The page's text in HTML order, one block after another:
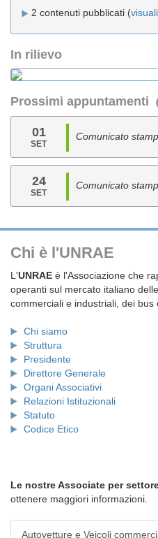
2 contenuti pubblicati (
In rilievo
Prossimi appuntamenti
01
SET
Comunicato
24
SET
Comunicato
Chi è l'UNRAE
L'UNRAE è l'Associazione che
operanti sul mercato italiano
commerciali e industriali, dei bus
Chi siamo
Struttura
Presidente
Direttore Generale
Organi Associativi
Relazioni Istituzionali
Statuto
Codice Etico
Le nostre Associate per
ottenere maggiori informazioni.
Autovetture e Veicoli